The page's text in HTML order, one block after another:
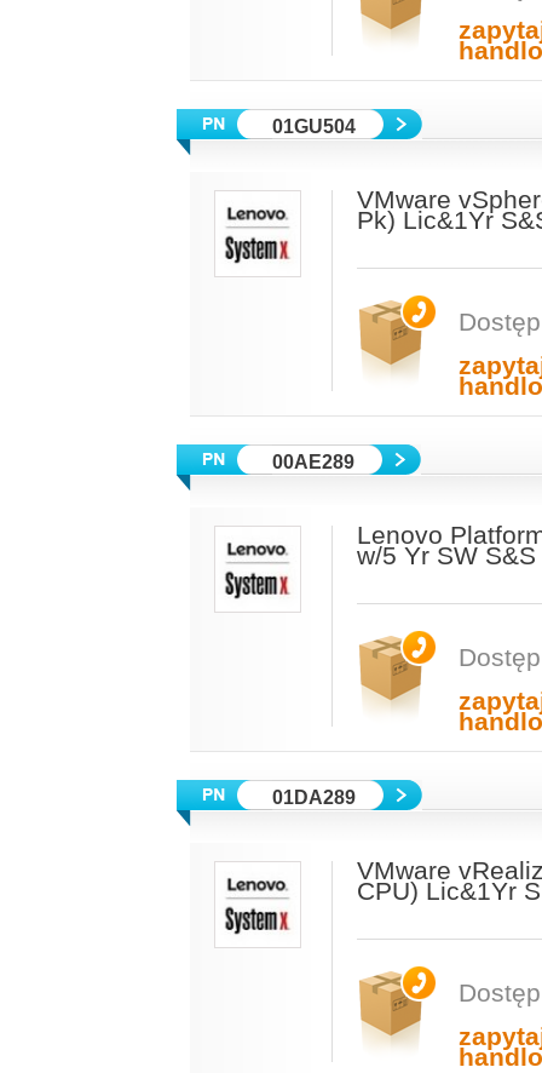
01GU504
VMware
Pk) Lic&1Yr
00AE289
Lenovo
w/5 Yr SW S&S
01DA289
VMware
CPU) Lic&1Yr